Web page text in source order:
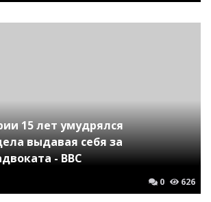
15 лет умудрялся
выдавая себя за
- ВВС
0 626